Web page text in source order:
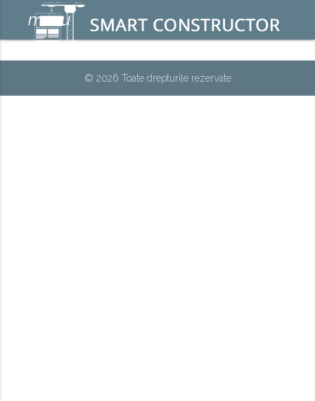
menu
© 2026 Toate drepturile rezervate